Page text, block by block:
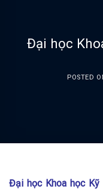
Đại học
POSTED
Đại học Khoa học Kỹ